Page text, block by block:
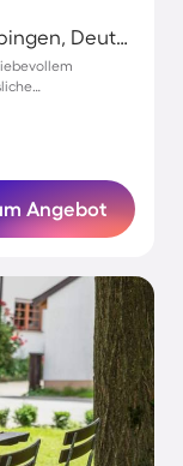
Geislingen an der Steige, Göppingen, Deutschland
Angebot